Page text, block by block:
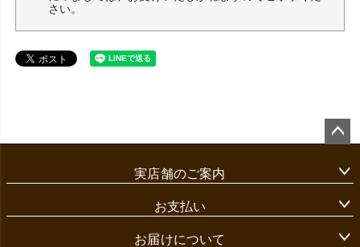
さい。
ト
プ
実店舗のご案内
お支払い
お届けについて